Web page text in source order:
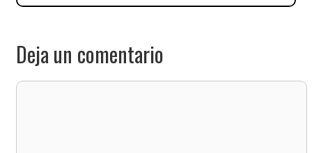
Deja un comentario
Comentario